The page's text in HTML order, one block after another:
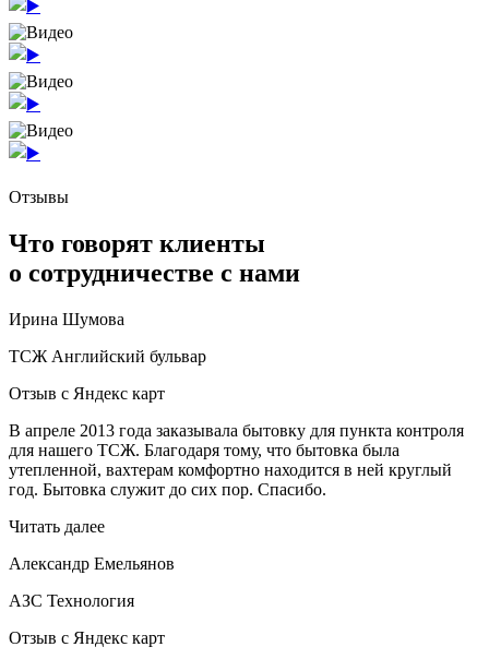
Отзывы
Что говорят клиенты
о сотрудничестве с нами
Ирина Шумова
ТСЖ Английский бульвар
Отзыв с Яндекс карт
В апреле 2013 года заказывала бытовку для пункта контроля
для нашего ТСЖ. Благодаря тому, что бытовка была
утепленной, вахтерам комфортно находится в ней круглый
год. Бытовка служит до сих пор. Спасибо.
Читать далее
Александр Емельянов
АЗС Технология
Отзыв с Яндекс карт